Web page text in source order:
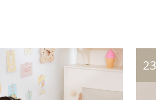
23